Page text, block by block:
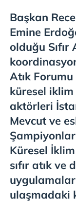
Başkan
Emine
olduğu Sıfır
Atık
küresel
aktörleri
Mevcut ve
Küresel
sıfır atık ve
ulaşmadaki